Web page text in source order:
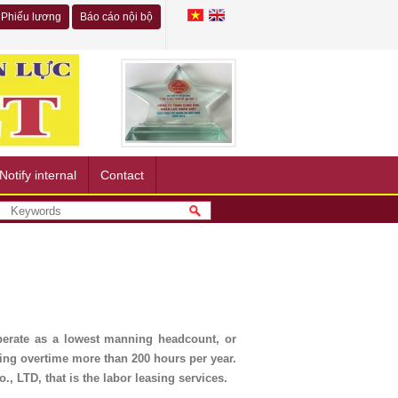
Phiếu lương Báo cáo nội bộ
Notify internal Contact
as a lowest manning headcount, or
overtime more than 200 hours per year.
LTD, that is the labor leasing services.